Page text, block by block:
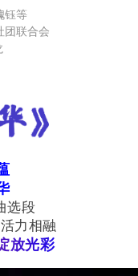
钰等
团联合会
选段
力相融
放光彩